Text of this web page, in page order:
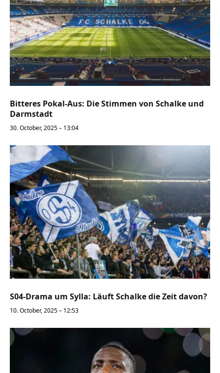
Bitteres Pokal-Aus: Die Stimmen von Schalke und
Darmstadt
30. October, 2025 – 13:04
S04-Drama um Sylla: Läuft Schalke die Zeit davon?
10. October, 2025 – 12:53